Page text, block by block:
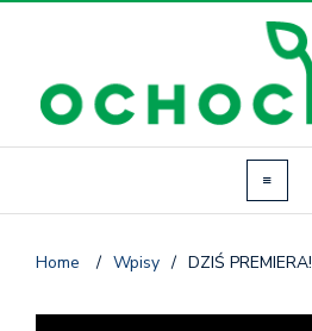
Home / Wpisy / DZIŚ PREMIERA!